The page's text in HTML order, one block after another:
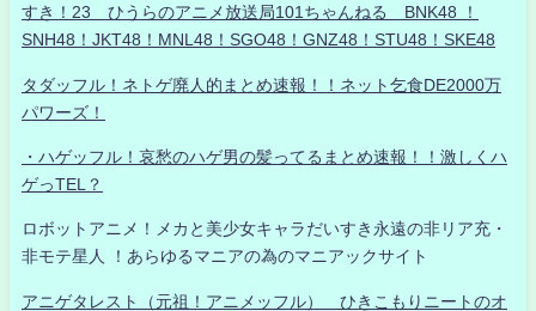
すき！23 ひうらのアニメ放送局101ちゃんねる BNK48 ！
SNH48！JKT48！MNL48！SGO48！GNZ48！STU48！SKE48
タダッフル！ネトゲ廃人的まとめ速報！！ネット乞食DE2000万
パワーズ！
・ハゲッフル！哀愁のハゲ男の髪ってるまとめ速報！！激しくハ
ゲっTEL？
ロボットアニメ！メカと美少女キャラだいすき永遠の非リア充・
非モテ星人 ！あらゆるマニアの為のマニアックサイト
アニゲタレスト（元祖！アニメッフル） ひきこもりニートのオ